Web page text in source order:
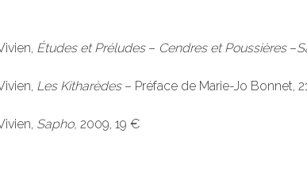
Études et Préludes– Cendres et Poussières–
Les Kitharèdes– Préface de Marie-Jo Bonnet,
Sapho, 2009, 19 €